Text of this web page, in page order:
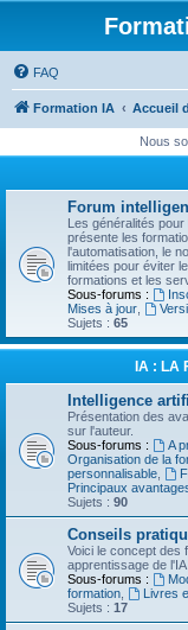
FAQ
Formation IA Accueil
Nous
Forum
Les généralités
présente les
l'automatisation, le
limitées pour éviter
formations et les
Sous-forums :
Mises à jour
Sujets : 65
IA : LA
Intelligence
Présentation des
sur l'auteur.
Sous-forums :
A
Organisation de la
personnalisable
Principaux
Sujets : 90
Conseils
Voici le concept des
apprentissage de l'IA
Sous-forums :
formation
Livres
Sujets : 17